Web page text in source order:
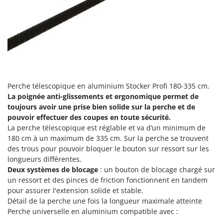
Désherbeurs thermiques et mécaniques
Déshumidificateurs
Draineuses
Effaroucheurs d'oiseaux
Effeuilleuses pour olives
Égreneuses à maïs
Électropompes pour la maison et le jardin
Éleveuses artificielles pour poussins
Enfouisseurs de pierres
Enrouleurs de filets pour olives
Épareuses pour tracteur
Épépineuses
Équipements de protection des voies respiratoires
Brumi
BullMach
Calory Forni
Campagnola
Campingaz
Castelgarden
Castellari
Ceccato Olindo
Char-Broil
Classe
Clementi
Cofra
Perche télescopique en aluminium Stocker Profi 180-335 cm.
La poignée anti-glissements et ergonomique permet de
toujours avoir une prise bien solide sur la perche et de
pouvoir effectuer des coupes en toute sécurité.
La perche télescopique est réglable et va d’un minimum de
180 cm à un maximum de 335 cm. Sur la perche se trouvent
des trous pour pouvoir bloquer le bouton sur ressort sur les
longueurs différentes.
Deux systèmes de blocage : un bouton de blocage chargé sur
un ressort et des pinces de friction fonctionnent en tandem
pour assurer l'extension solide et stable.
Détail de la perche une fois la longueur maximale atteinte
Perche universelle en aluminium compatible avec :